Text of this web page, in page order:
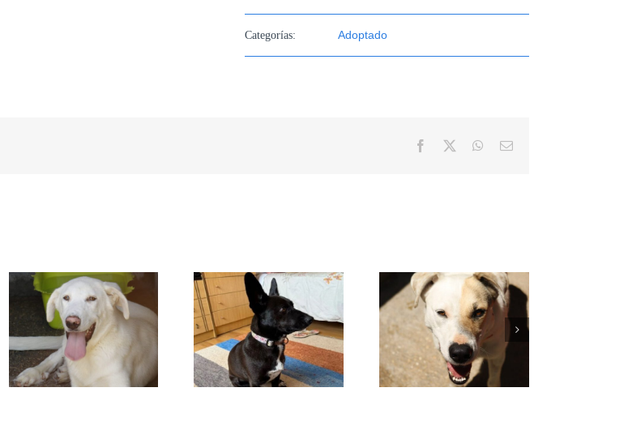
Categorías: Adoptado
Facebook WhatsApp
Correo
SANSA VENUS